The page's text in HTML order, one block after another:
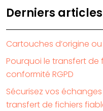
Derniers articles
Cartouches d’origine
Pourquoi le transfert de
conformité RGPD
Sécurisez vos
transfert de fichiers